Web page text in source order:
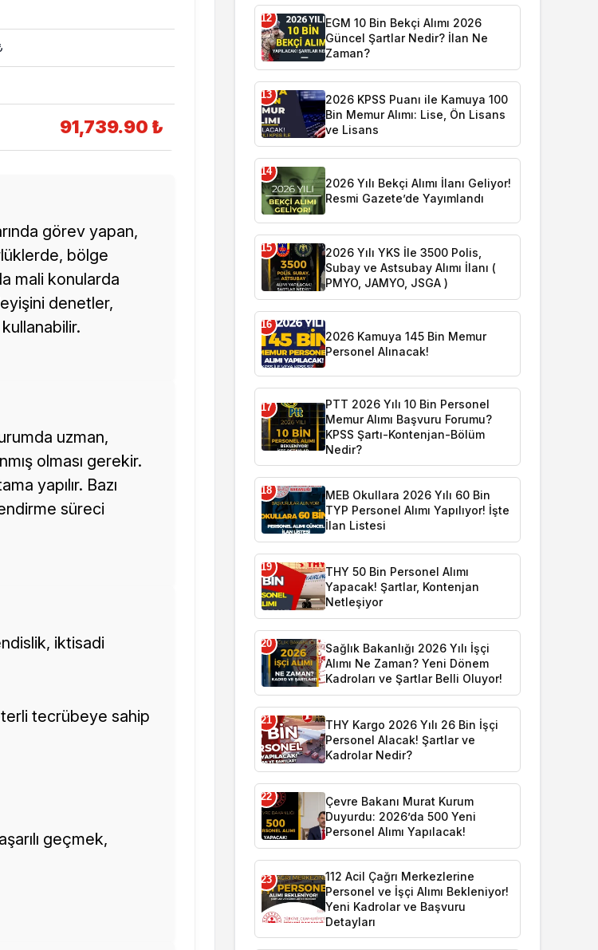
91,739.90 ₺
görev yapan,
bölge
mali konularda
denetler,
uzman,
olması gerekir.
yapılır. Bazı
süreci
iktisadi
tecrübeye sahip
geçmek,
12
EGM 10 Bin Bekçi Alımı 2026
Güncel Şartlar Nedir? İlan Ne
Zaman?
13
2026 KPSS Puanı ile Kamuya 100
Bin Memur Alımı: Lise, Ön Lisans
ve Lisans
14
2026 Yılı Bekçi Alımı İlanı Geliyor!
Resmi Gazete’de Yayımlandı
15
2026 Yılı YKS İle 3500 Polis,
Subay ve Astsubay Alımı İlanı (
PMYO, JAMYO, JSGA )
16
2026 Kamuya 145 Bin Memur
Personel Alınacak!
17
PTT 2026 Yılı 10 Bin Personel
Memur Alımı Başvuru Forumu?
KPSS Şartı-Kontenjan-Bölüm
Nedir?
18
MEB Okullara 2026 Yılı 60 Bin
TYP Personel Alımı Yapılıyor! İşte
İlan Listesi
19
THY 50 Bin Personel Alımı
Yapacak! Şartlar, Kontenjan
Netleşiyor
20
Sağlık Bakanlığı 2026 Yılı İşçi
Alımı Ne Zaman? Yeni Dönem
Kadroları ve Şartlar Belli Oluyor!
21
THY Kargo 2026 Yılı 26 Bin İşçi
Personel Alacak! Şartlar ve
Kadrolar Nedir?
22
Çevre Bakanı Murat Kurum
Duyurdu: 2026’da 500 Yeni
Personel Alımı Yapılacak!
23
112 Acil Çağrı Merkezlerine
Personel ve İşçi Alımı Bekleniyor!
Yeni Kadrolar ve Başvuru
Detayları